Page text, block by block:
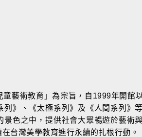
藝術教育」為宗旨，自1999年開館
》、《太極系列》及《人間系列》
色之中，提供社會大眾暢遊於藝術
台灣美學教育進行永續的扎根行動。